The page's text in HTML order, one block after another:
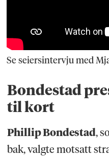
Se seiersintervju med
Bondestad
til kort
Phillip Bondestad,
bak, valgte motsatt